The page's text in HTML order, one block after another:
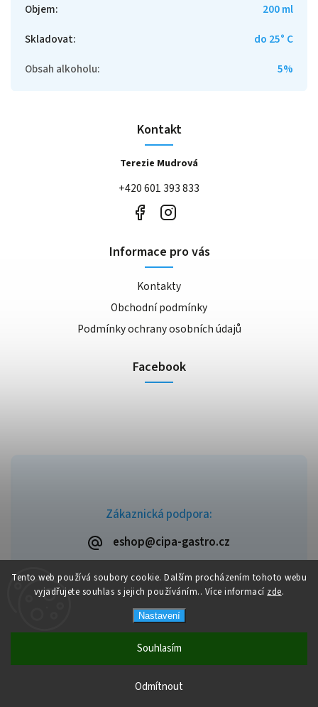
Tento web používá soubory cookie. Dalším procházením tohoto webu
vyjadřujete souhlas s jejich používáním.. Více informací zde.
Nastavení
Odmítnout
Souhlasím
Doprava zdarma od výše objednávky 2.000 Kč, v případě nižší
Objem:
200 ml
Skladovat:
do 25° C
Obsah alkoholu: 5%
Zákaznická podpora:
eshop@cipa-gastro.cz
Kontakt
Terezie Mudrová
+420 601 393 833
Informace pro vás
Kontakty
Obchodní podmínky
Podmínky ochrany osobních údajů
Facebook
Cipa-Gastro.cz. Všechna práva vyhrazena.
Upravit nastavení cookies
VytvořilShoptet | Design